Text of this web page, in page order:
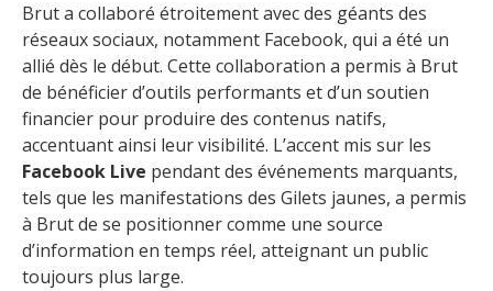
Brut a collaboré étroitement avec des géants des
réseaux sociaux, notamment Facebook, qui a été un
allié dès le début. Cette collaboration a permis à Brut
de bénéficier d’outils performants et d’un soutien
financier pour produire des contenus natifs,
accentuant ainsi leur visibilité. L’accent mis sur les
Facebook Live pendant des événements marquants,
tels que les manifestations des Gilets jaunes, a permis
à Brut de se positionner comme une source
d’information en temps réel, atteignant un public
toujours plus large.